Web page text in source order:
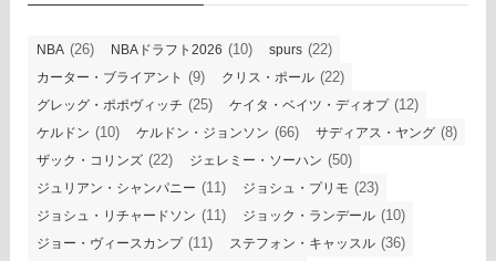
NBA (26) NBAドラフト2026 (10) spurs (22)
カーター・ブライアント (9) クリス・ポール (22)
グレッグ・ポポヴィッチ (25) ケイタ・ベイツ・ディオプ(12)
ケルドン (10) ケルドン・ジョンソン (66) サディアス・ヤング (8)
ザック・コリンズ (22) ジェレミー・ソーハン (50)
ジュリアン・シャンパニー (11) ジョシュ・プリモ (23)
ジョシュ・リチャードソン (11) ジョック・ランデール (10)
ジョー・ヴィースカンプ(11) ステフォン・キャッスル (36)